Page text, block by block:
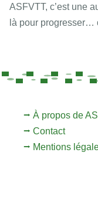
ASFVTT, c’est une
là pour progresser…
⭢ À propos de
⭢ Contact
⭢ Mentions